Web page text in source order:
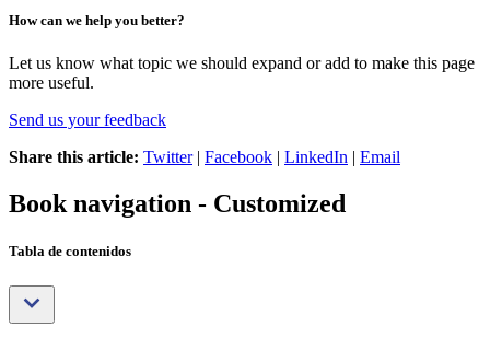
How can we help you better?
Let us know what topic we should expand or add to make this page
more useful.
Send us your feedback
Share this article: Twitter| Facebook | LinkedIn | Email
Book navigation - Customized
Tabla de contenidos